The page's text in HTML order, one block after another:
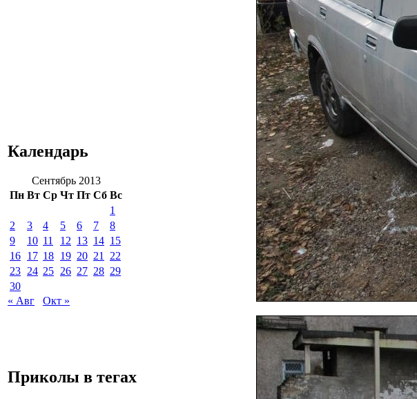
Календарь
Сентябрь 2013
Пн Вт Ср Чт Пт Сб Вс
1
2
3 4 5 6 7
8
9
10 11 12 13 14 15
16 17 18 19 20 21
22
23 24 25 26 27 28 29
30
« Авг
Окт »
Приколы в тегах